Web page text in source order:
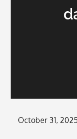
Posted
October 31,